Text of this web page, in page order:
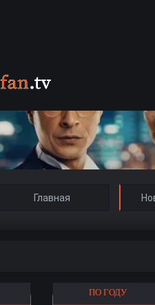
Главная
ПО ГОДУ